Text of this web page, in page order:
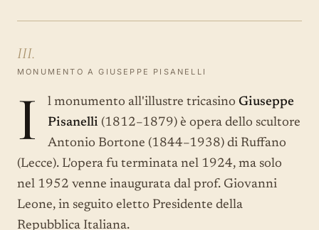
III.
MONUMENTO A GIUSEPPE PISANELLI
I l monumento all'illustre tricasino Giuseppe
Pisanelli (1812–1879) è opera dello scultore
Antonio Bortone (1844–1938) di Ruffano
(Lecce). L'opera fu terminata nel 1924, ma solo
nel 1952 venne inaugurata dal prof. Giovanni
Leone, in seguito eletto Presidente della
Repubblica Italiana.